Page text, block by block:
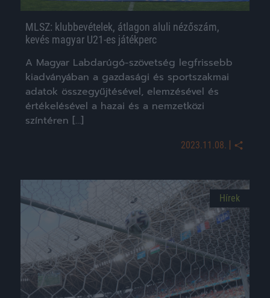
MLSZ: klubbevételek, átlagon aluli nézőszám,
kevés magyar U21-es játékperc
A Magyar Labdarúgó-szövetség legfrissebb
kiadványában a gazdasági és sportszakmai
adatok összegyűjtésével, elemzésével és
értékelésével a hazai és a nemzetközi
színtéren […]
2023.11.08. |
Hírek